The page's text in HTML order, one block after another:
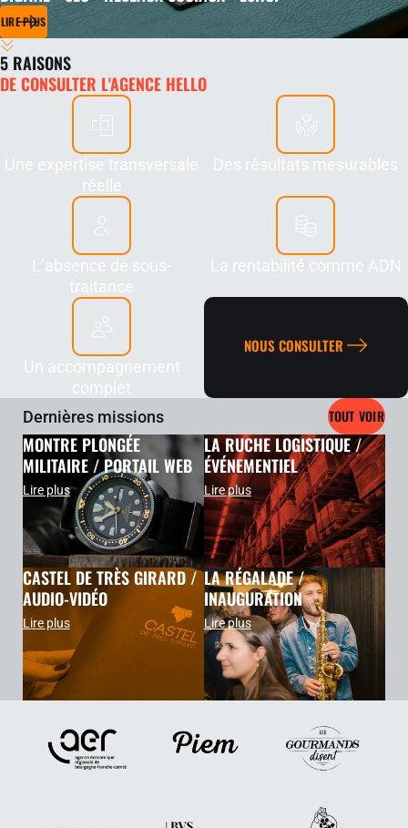
LIRE PLUS
5 RAISONS
DE CONSULTER L'AGENCE HELLO
Une expertise transversale
réelle
Des résultats mesurables
L’absence de sous-
traitance
La rentabilité comme ADN
Un accompagnement
complet
NOUS CONSULTER
Dernières missions TOUT VOIR
MONTRE PLONGÉE
MILITAIRE / PORTAIL WEB
Lire plus
LA RUCHE LOGISTIQUE /
ÉVÉNEMENTIEL
Lire plus
CASTEL DE TRÈS GIRARD /
AUDIO-VIDÉO
Lire plus
LA RÉGALADE /
INAUGURATION
Lire plus